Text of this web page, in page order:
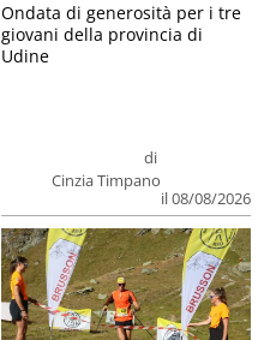
di
Cinzia Timpano
il 08/08/2026
Ondata di generosità per i tre
giovani della provincia di
Udine